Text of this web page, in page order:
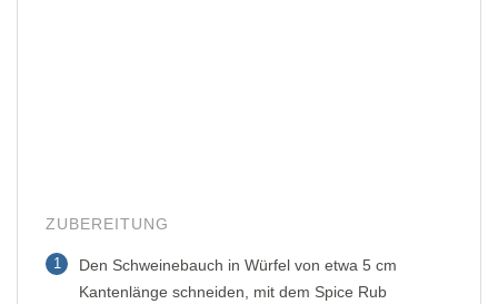
ZUBEREITUNG
1
Den Schweinebauch in Würfel von etwa 5 cm
Kantenlänge schneiden, mit dem Spice Rub